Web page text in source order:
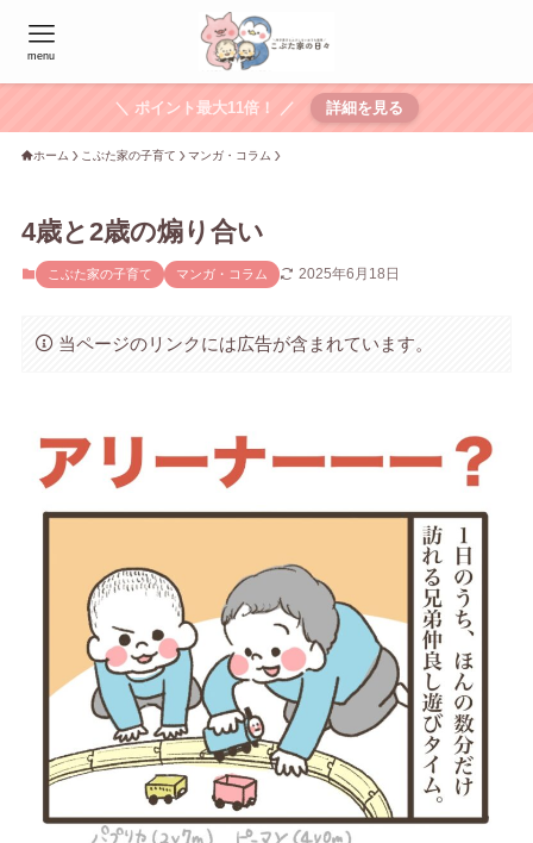
menu
＼ ポイント最大11倍！ ／ 詳細を見る
ホーム こぶた家の子育て マンガ・コラム
4歳と2歳の煽り合い
こぶた家の子育て マンガ・コラム 2025年6月18日
当ページのリンクには広告が含まれています。